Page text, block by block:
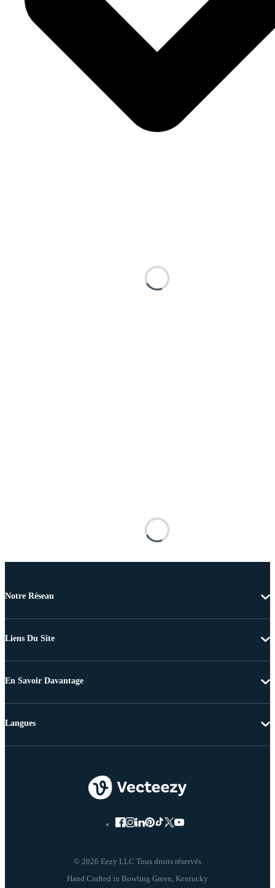
Notre Réseau
Liens Du Site
En Savoir Davantage
© 2026 Eezy LLC Tous droits réservés
Langues